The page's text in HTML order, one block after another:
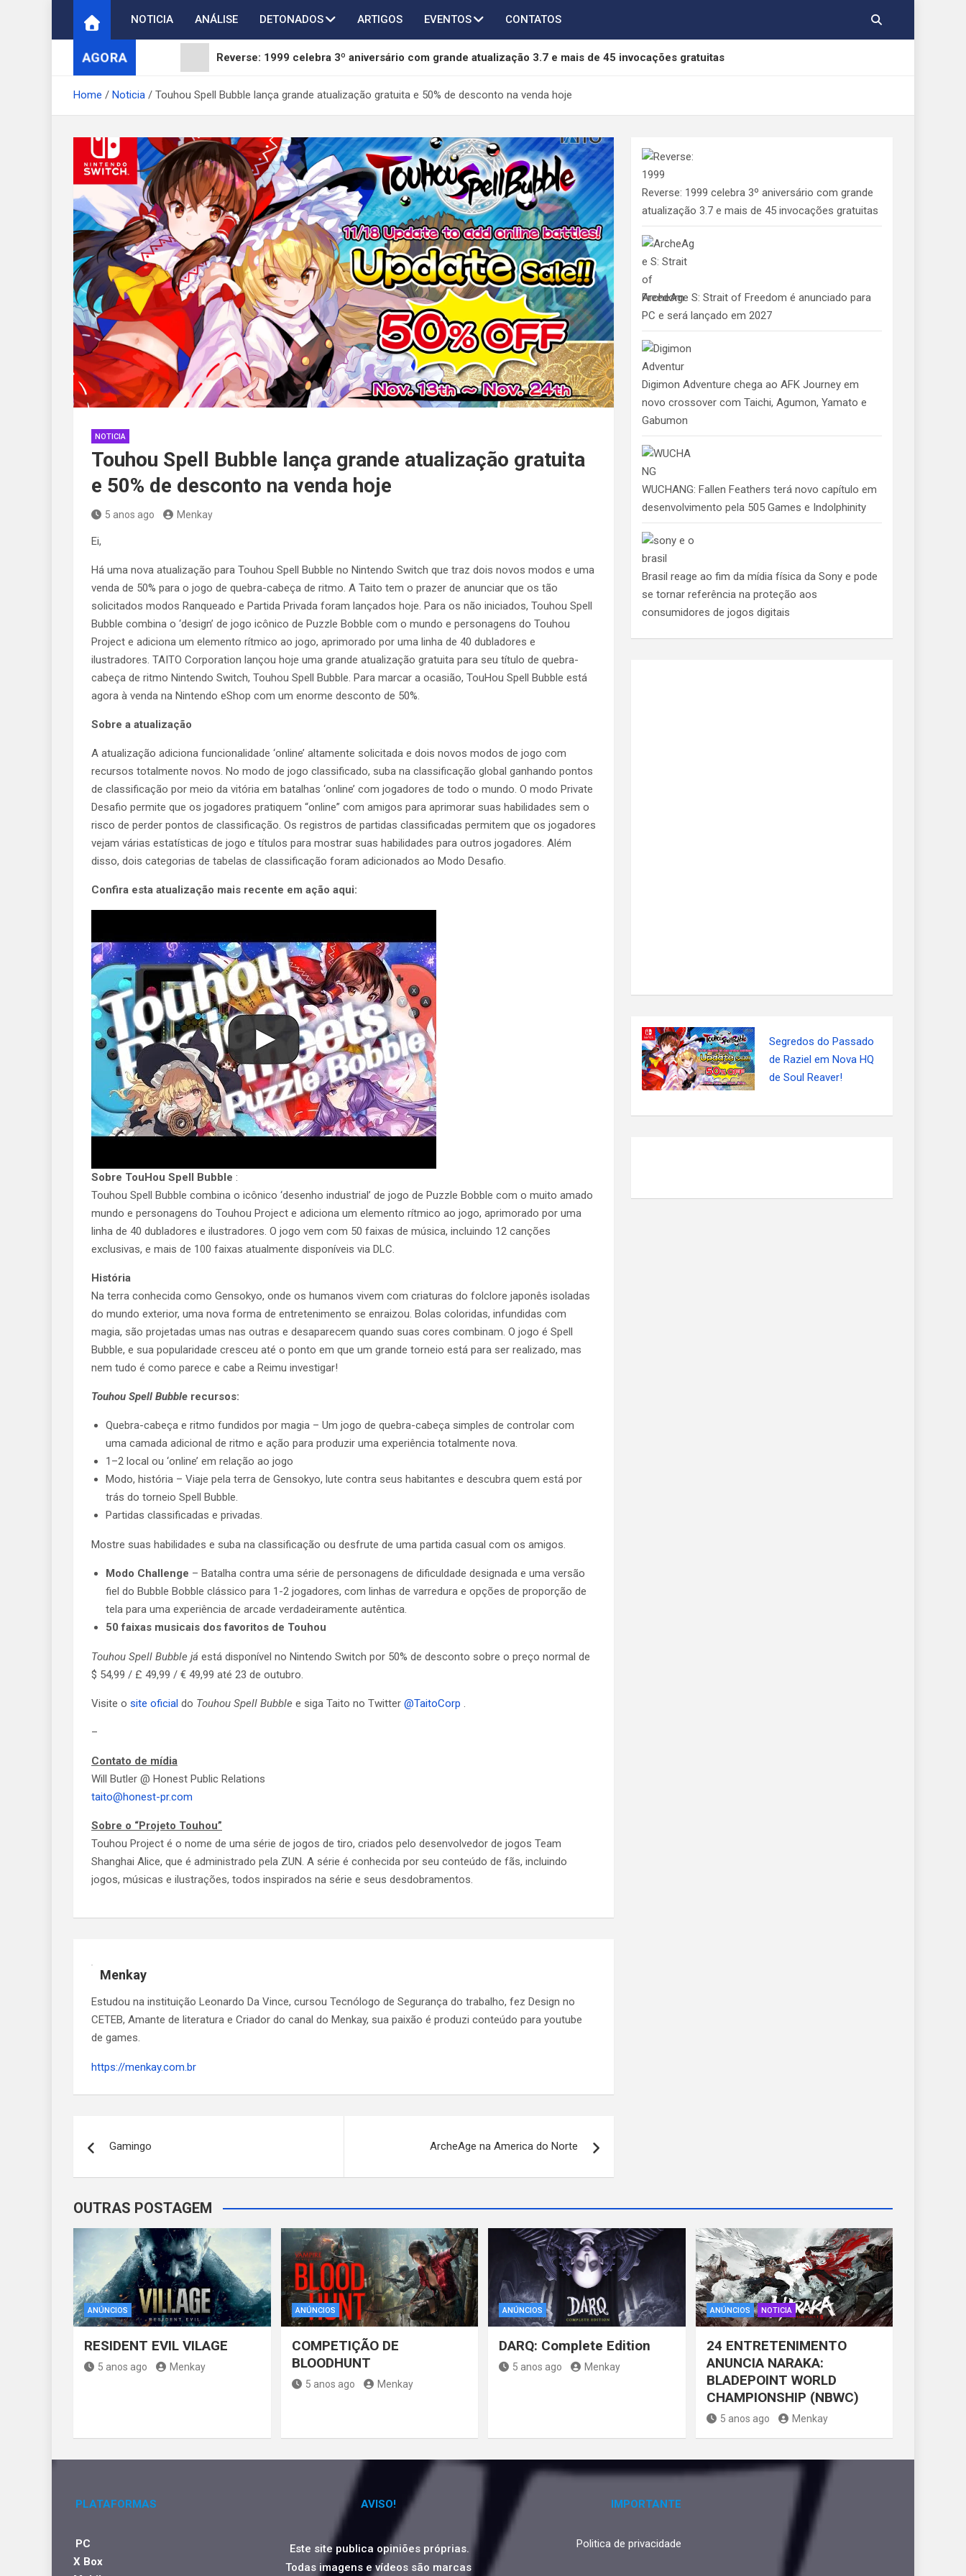
content
NOTICIA ANÁLISE DETONADOS ARTIGOS EVENTOS CONTATOS
AGORA Reverse: 1999 celebra 3º aniversário com grande atualização 3.7 e mais de 45 invocações gratuitas
ArcheAge S: Strait of Freedom é anunciado para PC e será lançado em 2027
WUCHANG: Fallen Feathers terá novo capítulo em desenvolvimento pela 505 Games e Indolphinity
Brasil reage ao fim da mídia física da Sony e pode se tornar referência na proteção aos consumidores de jogos digitais
Home Noticia Touhou Spell Bubble lança grande atualização gratuita e 50% de desconto na venda hoje
NOTICIA
Touhou Spell Bubble lança grande atualização gratuita
e 50% de desconto na venda hoje
5 anos ago Menkay
Ei,
Há uma nova atualização para Touhou Spell Bubble no Nintendo Switch que traz dois novos modos e uma
venda de 50% para o jogo de quebra-cabeça de ritmo. A Taito tem o prazer de anunciar que os tão
solicitados modos Ranqueado e Partida Privada foram lançados hoje. Para os não iniciados, Touhou Spell
Bubble combina o ‘design’ de jogo icônico de Puzzle Bobble com o mundo e personagens do Touhou
Project e adiciona um elemento rítmico ao jogo, aprimorado por uma linha de 40 dubladores e
ilustradores. TAITO Corporation lançou hoje uma grande atualização gratuita para seu título de quebra-
cabeça de ritmo Nintendo Switch, Touhou Spell Bubble. Para marcar a ocasião, TouHou Spell Bubble está
agora à venda na Nintendo eShop com um enorme desconto de 50%.
Sobre a atualização
A atualização adiciona funcionalidade ‘online’ altamente solicitada e dois novos modos de jogo com
recursos totalmente novos. No modo de jogo classificado, suba na classificação global ganhando pontos
de classificação por meio da vitória em batalhas ‘online’ com jogadores de todo o mundo. O modo Private
Desafio permite que os jogadores pratiquem “online” com amigos para aprimorar suas habilidades sem o
risco de perder pontos de classificação. Os registros de partidas classificadas permitem que os jogadores
vejam várias estatísticas de jogo e títulos para mostrar suas habilidades para outros jogadores. Além
disso, dois categorias de tabelas de classificação foram adicionados ao Modo Desafio.
Confira esta atualização mais recente em ação aqui:
Sobre TouHou Spell Bubble :
Touhou Spell Bubble combina o icônico ‘desenho industrial’ de jogo de Puzzle Bobble com o muito amado
mundo e personagens do Touhou Project e adiciona um elemento rítmico ao jogo, aprimorado por uma
linha de 40 dubladores e ilustradores. O jogo vem com 50 faixas de música, incluindo 12 canções
exclusivas, e mais de 100 faixas atualmente disponíveis via DLC.
História
Na terra conhecida como Gensokyo, onde os humanos vivem com criaturas do folclore japonês isoladas
do mundo exterior, uma nova forma de entretenimento se enraizou. Bolas coloridas, infundidas com
magia, são projetadas umas nas outras e desaparecem quando suas cores combinam. O jogo é Spell
Bubble, e sua popularidade cresceu até o ponto em que um grande torneio está para ser realizado, mas
nem tudo é como parece e cabe a Reimu investigar!
Touhou Spell Bubble recursos:
Quebra-cabeça e ritmo fundidos por magia – Um jogo de quebra-cabeça simples de controlar com
uma camada adicional de ritmo e ação para produzir uma experiência totalmente nova.
1–2 local ou ‘online’ em relação ao jogo
Modo, história – Viaje pela terra de Gensokyo, lute contra seus habitantes e descubra quem está por
trás do torneio Spell Bubble.
Partidas classificadas e privadas.
Mostre suas habilidades e suba na classificação ou desfrute de uma partida casual com os amigos.
Modo Challenge – Batalha contra uma série de personagens de dificuldade designada e uma versão
fiel do Bubble Bobble clássico para 1-2 jogadores, com linhas de varredura e opções de proporção de
tela para uma experiência de arcade verdadeiramente autêntica.
50 faixas musicais dos favoritos de Touhou
Touhou Spell Bubble já está disponível no Nintendo Switch por 50% de desconto sobre o preço normal de
$ 54,99 / £ 49,99 / € 49,99 até 23 de outubro.
Visite o site oficial do Touhou Spell Bubble e siga Taito no Twitter @TaitoCorp .
–
Contato de mídia
Will Butler @ Honest Public Relations
taito@honest-pr.com
Sobre o “Projeto Touhou”
Touhou Project é o nome de uma série de jogos de tiro, criados pelo desenvolvedor de jogos Team
Shanghai Alice, que é administrado pela ZUN. A série é conhecida por seu conteúdo de fãs, incluindo
jogos, músicas e ilustrações, todos inspirados na série e seus desdobramentos.
Menkay
Estudou na instituição Leonardo Da Vince, cursou Tecnólogo de Segurança do trabalho, fez Design no
CETEB, Amante de literatura e Criador do canal do Menkay, sua paixão é produzi conteúdo para youtube
de games.
https://menkay.com.br
de
Gamingo ArcheAge na America do Norte
Reverse: 1999 celebra 3º aniversário com grande
atualização 3.7 e mais de 45 invocações gratuitas
ArcheAge S: Strait of Freedom é anunciado para
PC e será lançado em 2027
Digimon Adventure chega ao AFK Journey em
novo crossover com Taichi, Agumon, Yamato e
Gabumon
WUCHANG: Fallen Feathers terá novo capítulo em
desenvolvimento pela 505 Games e Indolphinity
Brasil reage ao fim da mídia física da Sony e pode
se tornar referência na proteção aos
consumidores de jogos digitais
Segredos do Passado
de Raziel em Nova HQ
de Soul Reaver!
OUTRAS POSTAGEM
ANÚNCIOS
RESIDENT EVIL VILAGE
5 anos ago Menkay
ANÚNCIOS
COMPETIÇÃO DE
BLOODHUNT
5 anos ago Menkay
ANÚNCIOS
DARQ: Complete Edition
5 anos ago Menkay
ANÚNCIOS NOTICIA
24 ENTRETENIMENTO
ANUNCIA NARAKA:
BLADEPOINT WORLD
CHAMPIONSHIP (NBWC)
5 anos ago Menkay
PLATAFORMAS
PC
X Box
AVISO!
Este site publica opiniões próprias.
Todas imagens e vídeos são marcas
IMPORTANTE
Politica de privacidade